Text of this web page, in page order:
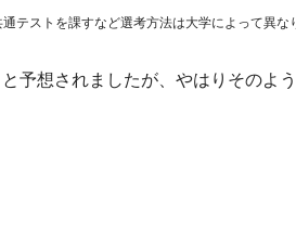
テストを課すなど選考方法は大学によって異な
予想されましたが、やはりそのよ